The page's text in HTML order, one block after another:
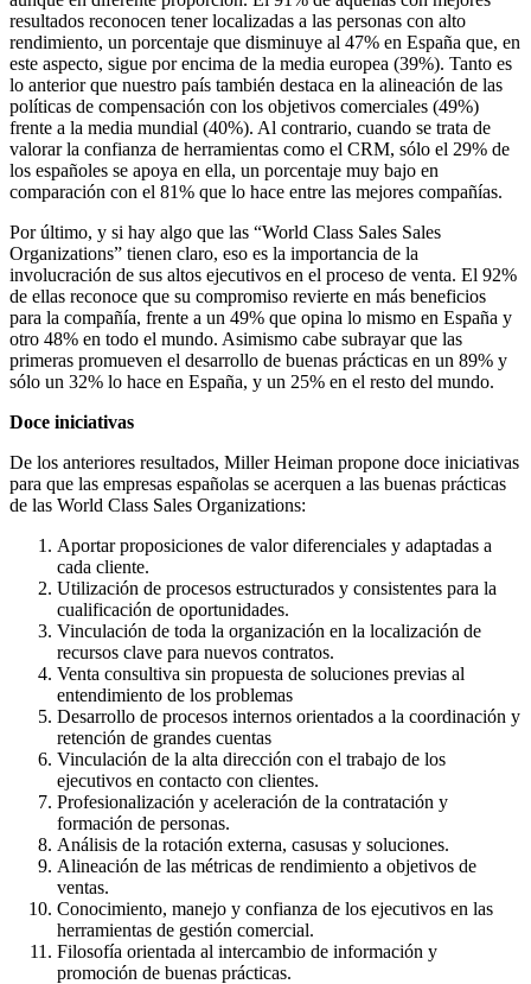
resultados reconocen tener localizadas a las personas con alto
rendimiento, un porcentaje que disminuye al 47% en España que, en
este aspecto, sigue por encima de la media europea (39%). Tanto es
lo anterior que nuestro país también destaca en la alineación de las
políticas de compensación con los objetivos comerciales (49%)
frente a la media mundial (40%). Al contrario, cuando se trata de
valorar la confianza de herramientas como el CRM, sólo el 29% de
los españoles se apoya en ella, un porcentaje muy bajo en
comparación con el 81% que lo hace entre las mejores compañías.
Por último, y si hay algo que las “World Class Sales Sales
Organizations” tienen claro, eso es la importancia de la
involucración de sus altos ejecutivos en el proceso de venta. El 92%
de ellas reconoce que su compromiso revierte en más beneficios
para la compañía, frente a un 49% que opina lo mismo en España y
otro 48% en todo el mundo. Asimismo cabe subrayar que las
primeras promueven el desarrollo de buenas prácticas en un 89% y
sólo un 32% lo hace en España, y un 25% en el resto del mundo.
Doce iniciativas
De los anteriores resultados, Miller Heiman propone doce iniciativas
para que las empresas españolas se acerquen a las buenas prácticas
de las World Class Sales Organizations:
Aportar proposiciones de valor diferenciales y adaptadas a
cada cliente.
Utilización de procesos estructurados y consistentes para la
cualificación de oportunidades.
Vinculación de toda la organización en la localización de
recursos clave para nuevos contratos.
Venta consultiva sin propuesta de soluciones previas al
entendimiento de los problemas
Desarrollo de procesos internos orientados a la coordinación y
retención de grandes cuentas
Vinculación de la alta dirección con el trabajo de los
ejecutivos en contacto con clientes.
Profesionalización y aceleración de la contratación y
formación de personas.
Análisis de la rotación externa, casusas y soluciones.
Alineación de las métricas de rendimiento a objetivos de
ventas.
Conocimiento, manejo y confianza de los ejecutivos en las
herramientas de gestión comercial.
Filosofía orientada al intercambio de información y
promoción de buenas prácticas.